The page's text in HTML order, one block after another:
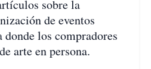
sobre la
de eventos
donde los compradores
arte en persona.